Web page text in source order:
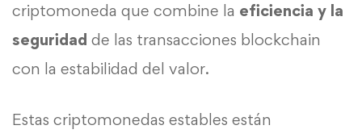
criptomoneda que combine la eficiencia y la
seguridad de las transacciones blockchain
con la estabilidad del valor.
Estas criptomonedas estables están